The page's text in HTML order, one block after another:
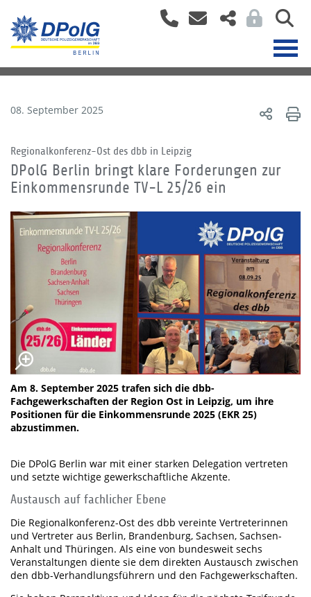
08. September 2025
Regionalkonferenz-Ost des dbb in Leipzig
DPolG Berlin bringt klare Forderungen zur
Einkommensrunde TV-L 25/26 ein
Am 8. September 2025 trafen sich die dbb-
Fachgewerkschaften der Region Ost in Leipzig, um ihre
Positionen für die Einkommensrunde 2025 (EKR 25)
abzustimmen.
Die DPolG Berlin war mit einer starken Delegation vertreten
und setzte wichtige gewerkschaftliche Akzente.
Austausch auf fachlicher Ebene
Die Regionalkonferenz-Ost des dbb vereinte Vertreterinnen
und Vertreter aus Berlin, Brandenburg, Sachsen, Sachsen-
Anhalt und Thüringen. Als eine von bundesweit sechs
Veranstaltungen diente sie dem direkten Austausch zwischen
den dbb-Verhandlungsführern und den Fachgewerkschaften.